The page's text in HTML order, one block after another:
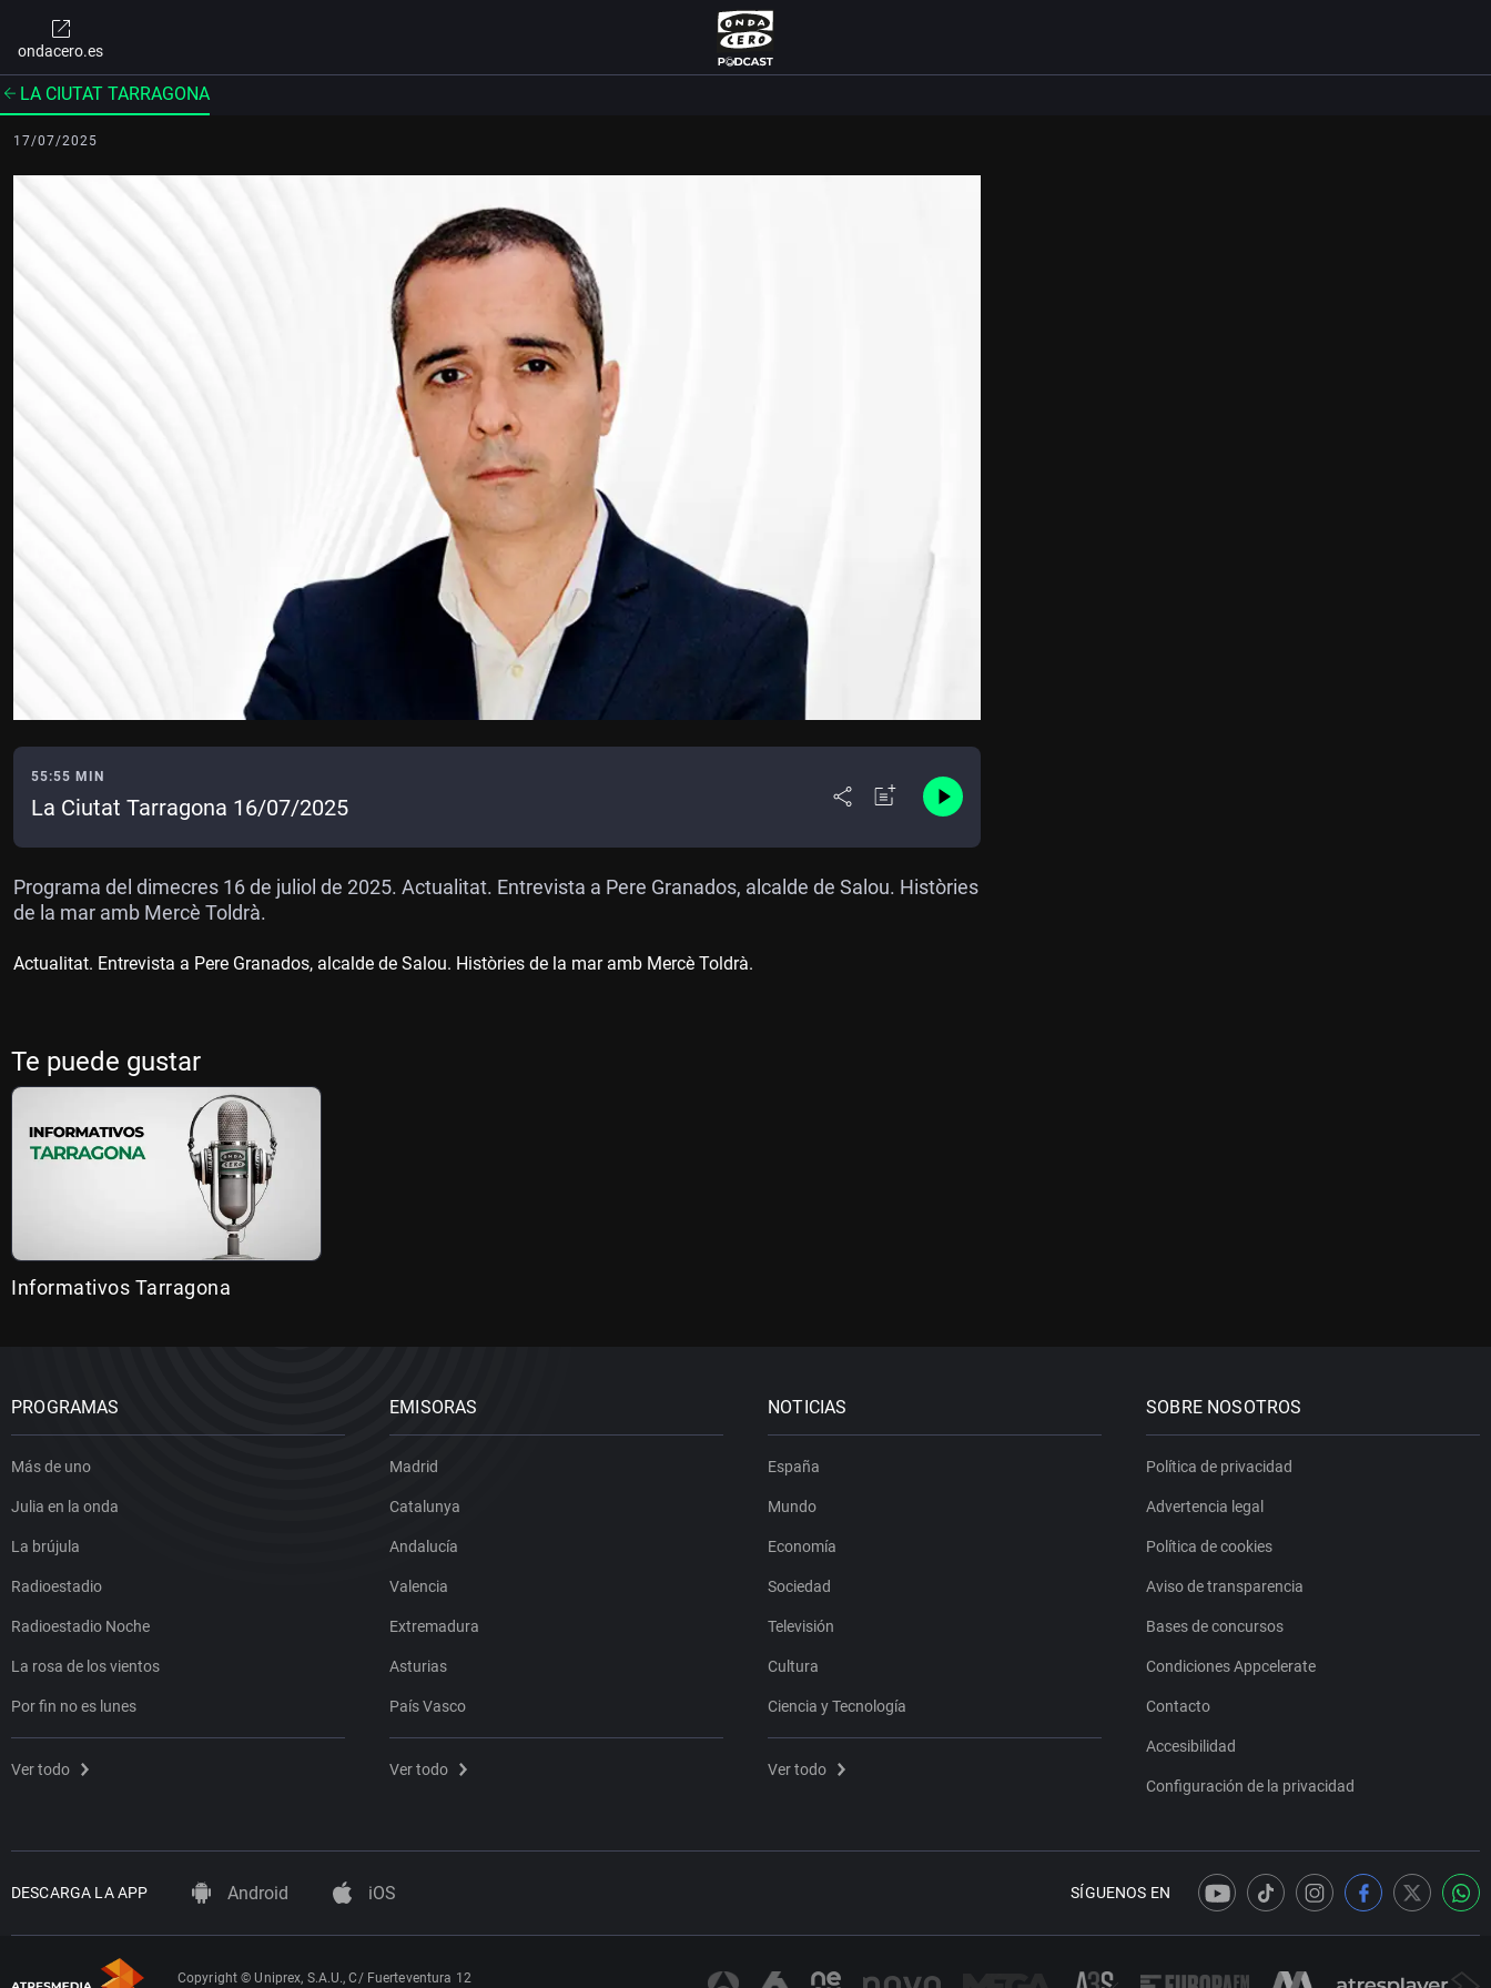
ondacero.es
LA CIUTAT TARRAGONA
17/07/2025
55:55 MIN
La Ciutat Tarragona 16/07/2025
Programa del dimecres 16 de juliol de 2025. Actualitat. Entrevista a Pere Granados, alcalde de Salou. Històries
de la mar amb Mercè Toldrà.
Actualitat. Entrevista a Pere Granados, alcalde de Salou. Històries de la mar amb Mercè Toldrà.
Te puede gustar
Informativos Tarragona
PROGRAMAS
Más de uno
Julia en la onda
La brújula
Radioestadio
Radioestadio Noche
La rosa de los vientos
Por fin no es lunes
Ver todo
EMISORAS
Madrid
Catalunya
Andalucía
Valencia
Extremadura
Asturias
País Vasco
Ver todo
NOTICIAS
España
Mundo
Economía
Sociedad
Televisión
Cultura
Ciencia y Tecnología
Ver todo
SOBRE NOSOTROS
Política de privacidad
Advertencia legal
Política de cookies
Aviso de transparencia
Bases de concursos
Condiciones Appcelerate
Contacto
Accesibilidad
Configuración de la privacidad
DESCARGA LA APP Android iOS SÍGUENOS EN
Copyright © Uniprex, S.A.U., C/ Fuerteventura 12